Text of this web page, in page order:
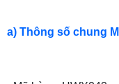
a) Thông số chung